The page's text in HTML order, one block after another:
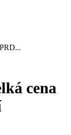
cena